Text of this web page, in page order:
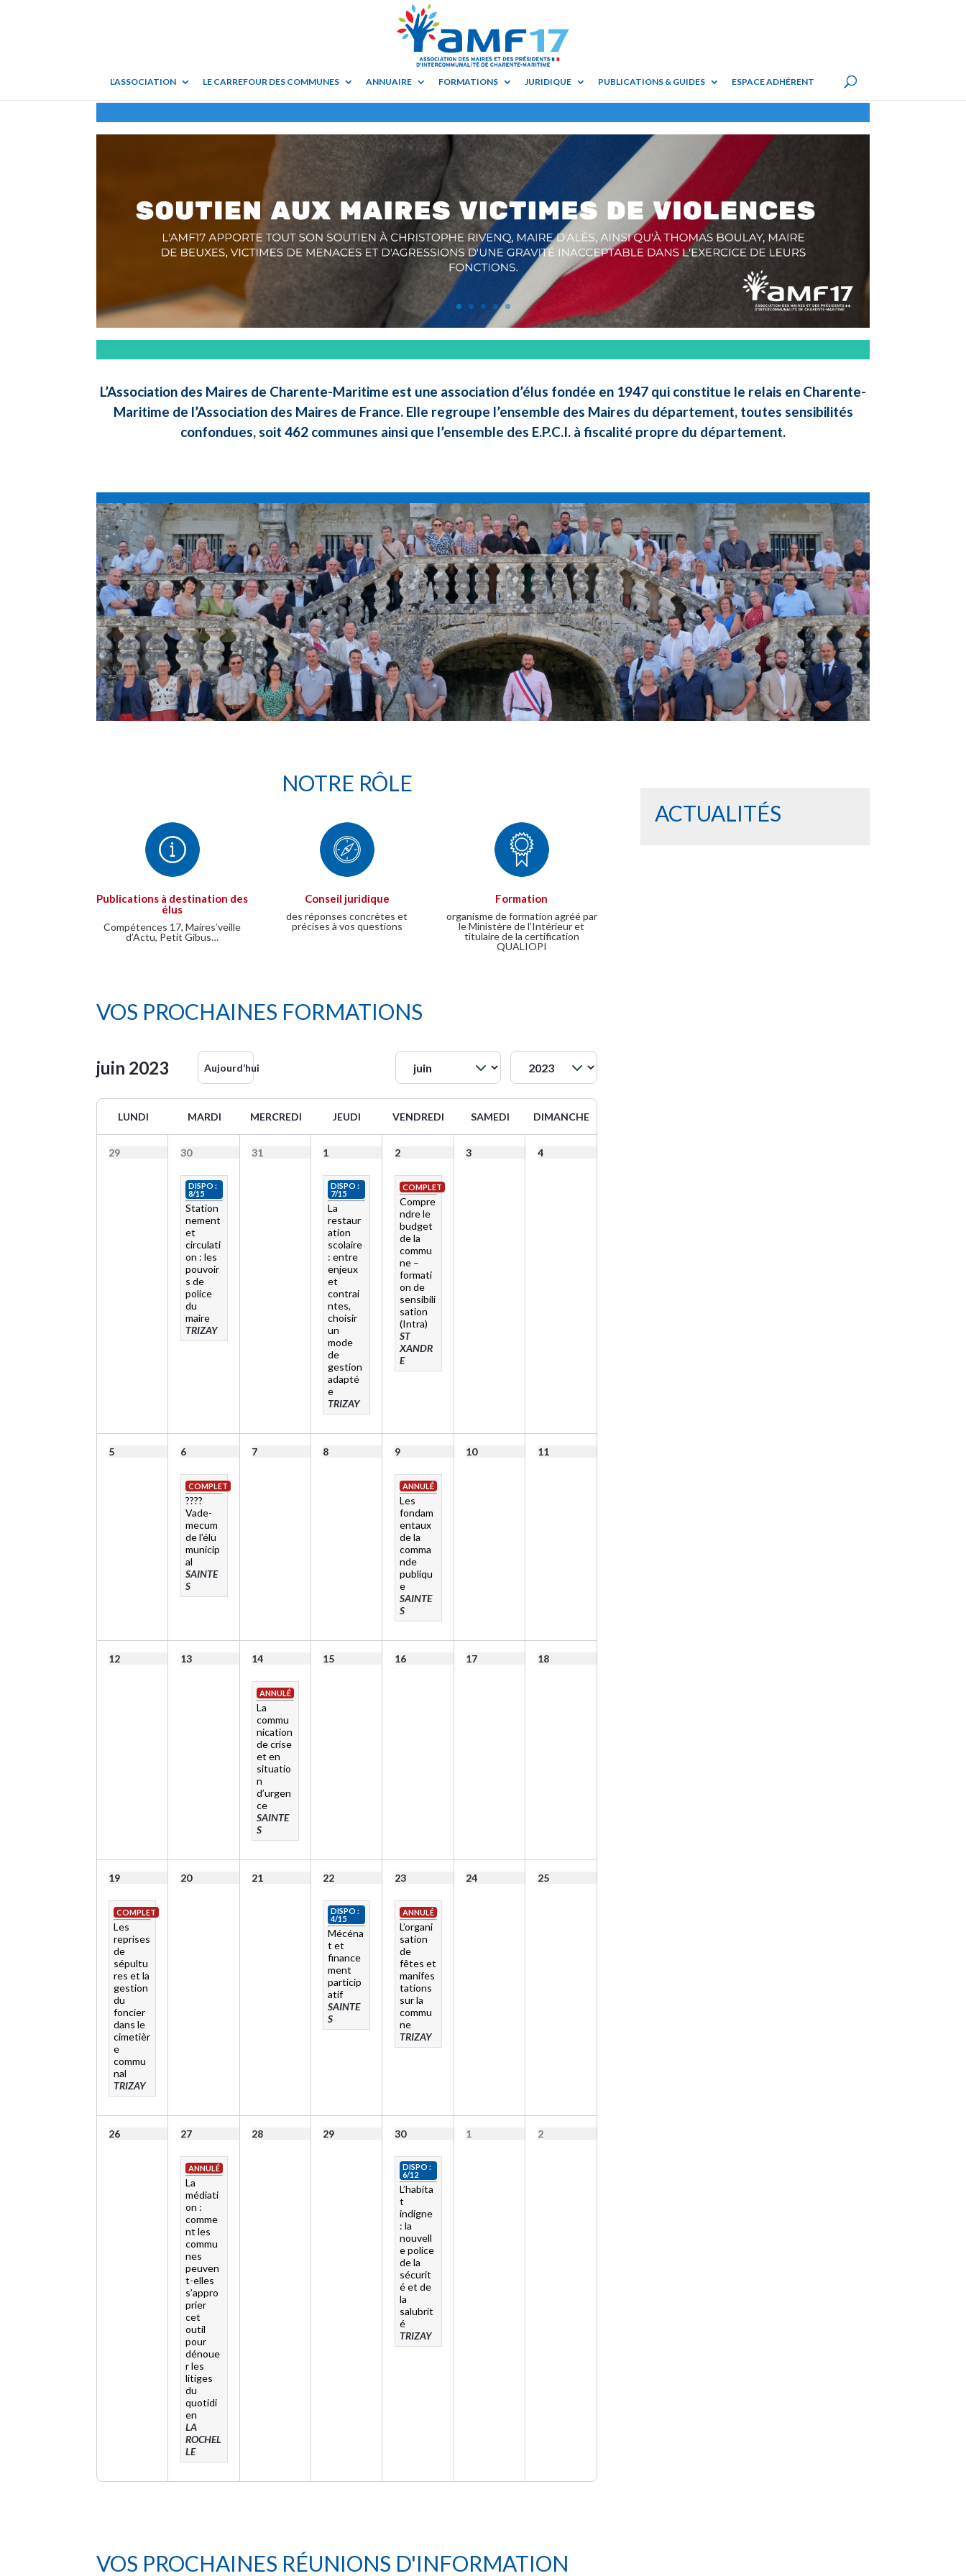
L’ASSOCIATION LE CARREFOUR DES COMMUNES ANNUAIRE FORMATIONS JURIDIQUE PUBLICATIONS & GUIDES ESPACE ADHÉRENT
L’Association des Maires de Charente-Maritime est une association d’élus fondée en 1947 qui constitue le relais en Charente-
Maritime de l’Association des Maires de France. Elle regroupe l’ensemble des Maires du département, toutes sensibilités
confondues, soit 462 communes ainsi que l’ensemble des E.P.C.I. à fiscalité propre du département.
NOTRE RÔLE
Publications à destination des
élus
Compétences 17, Maires’veille
d’Actu, Petit Gibus…
Conseil juridique
des réponses concrètes et
précises à vos questions
Formation
organisme de formation agréé par
le Ministère de l’Intérieur et
titulaire de la certification
QUALIOPI
VOS PROCHAINES FORMATIONS
juin 2023 Aujourd’hui
LUNDI MARDI MERCREDI JEUDI VENDREDI SAMEDI DIMANCHE
29 30
DISPO :
8/15
Station
nement
et
circulati
on : les
pouvoir
s de
police
du
maire
TRIZAY
31 1
DISPO :
7/15
La
restaur
ation
scolaire
: entre
enjeux
et
contrai
ntes,
choisir
un
mode
de
gestion
adapté
e
TRIZAY
2
COMPLET
Compre
ndre le
budget
de la
commu
ne –
formati
on de
sensibili
sation
(Intra)
ST
XANDR
E
3 4
5 6
COMPLET
????
Vade-
mecum
de l’élu
municip
al
SAINTE
S
7 8 9
ANNULÉ
Les
fondam
entaux
de la
comma
nde
publiqu
e
SAINTE
S
10 11
12 13 14
ANNULÉ
La
commu
nication
de crise
et en
situatio
n
d’urgen
ce
SAINTE
S
15 16 17 18
19
COMPLET
Les
reprises
de
sépultu
res et la
gestion
du
foncier
dans le
cimetièr
e
commu
nal
TRIZAY
20 21 22
DISPO :
4/15
Mécéna
t et
finance
ment
particip
atif
SAINTE
S
23
ANNULÉ
L’organi
sation
de
fêtes et
manifes
tations
sur la
commu
ne
TRIZAY
24 25
26 27
ANNULÉ
La
médiati
on :
comme
nt les
commu
nes
peuven
t-elles
s’appro
prier
cet
outil
pour
dénoue
r les
litiges
du
quotidi
en
LA
ROCHEL
LE
28 29 30
DISPO :
6/12
L’habita
t
indigne
: la
nouvell
e police
de la
sécurit
é et de
la
salubrit
é
TRIZAY
1 2
VOS PROCHAINES RÉUNIONS D'INFORMATION
ACTUALITÉS